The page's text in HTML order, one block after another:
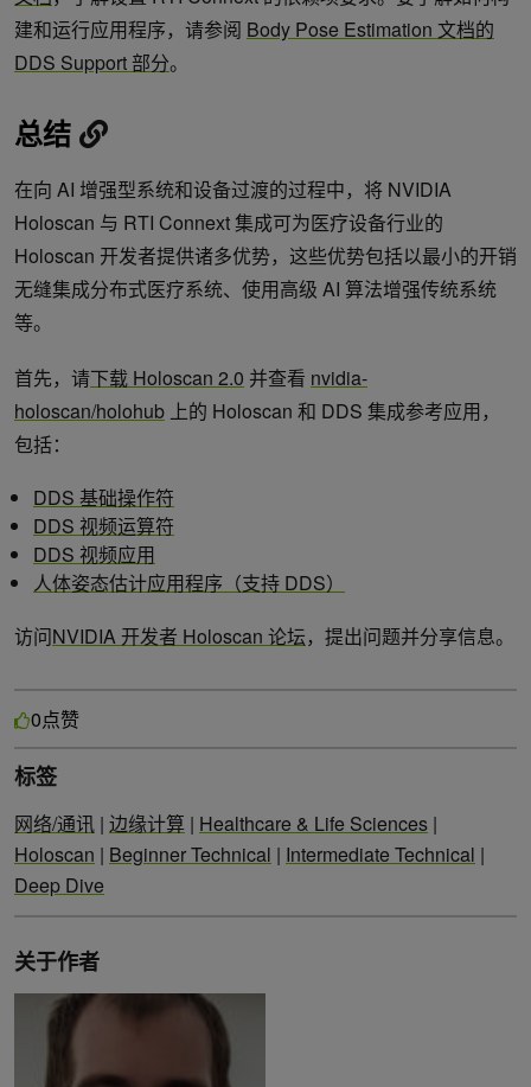
建和运行应用程序，请参阅 Body Pose Estimation 文档的
DDS Support 部分。
总结
在向 AI 增强型系统和设备过渡的过程中，将 NVIDIA
Holoscan 与 RTI Connext 集成可为医疗设备行业的
Holoscan 开发者提供诸多优势，这些优势包括以最小的开销
无缝集成分布式医疗系统、使用高级 AI 算法增强传统系统
等。
首先，请下载 Holoscan 2.0 并查看 nvidia-
holoscan/holohub 上的 Holoscan 和 DDS 集成参考应用，
包括：
DDS 基础操作符
DDS 视频运算符
DDS 视频应用
人体姿态估计应用程序（支持 DDS）
访问NVIDIA 开发者 Holoscan 论坛，提出问题并分享信息。
0点赞
标签
网络/通讯 | 边缘计算 | Healthcare & Life Sciences |
Holoscan | Beginner Technical | Intermediate Technical |
Deep Dive
关于作者